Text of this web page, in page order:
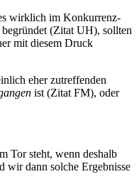
wirklich im Konkurrenz-
(Zitat UH), sollten
mit diesem Druck
eher zutreffenden
ist (Zitat FM), oder
Tor steht, wenn deshalb
wir dann solche Ergebnisse